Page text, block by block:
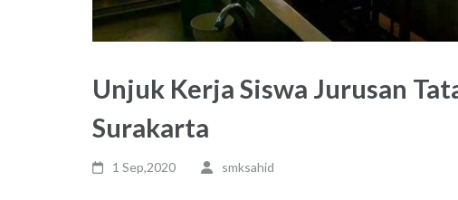
Unjuk Kerja Siswa Jurusan
Surakarta
1 Sep,2020 smksahid